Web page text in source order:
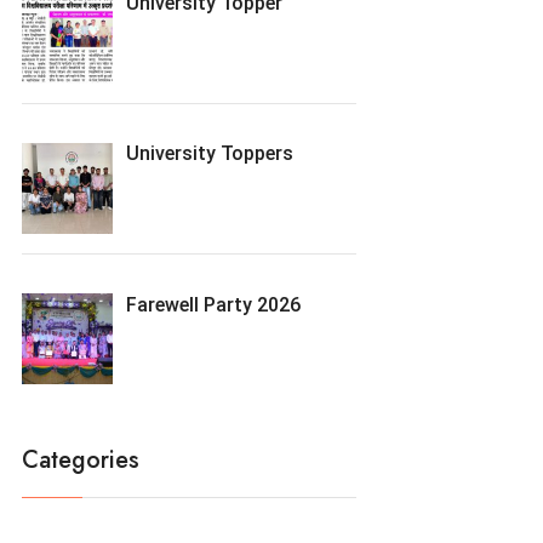
University Toppers
Farewell Party 2026
Categories